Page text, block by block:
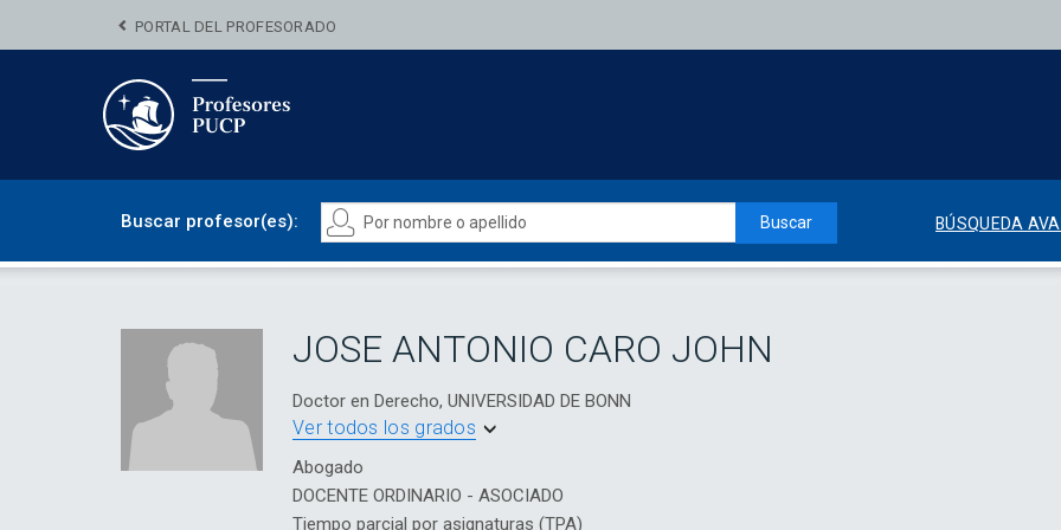
PORTAL DEL PROFESORADO
Buscar profesor(es): Buscar BÚSQUEDA
JOSE ANTONIO CARO JOHN
Doctor en Derecho, UNIVERSIDAD DE BONN
Ver todos los grados
Abogado
DOCENTE ORDINARIO - ASOCIADO
Tiempo parcial por asignaturas (TPA)